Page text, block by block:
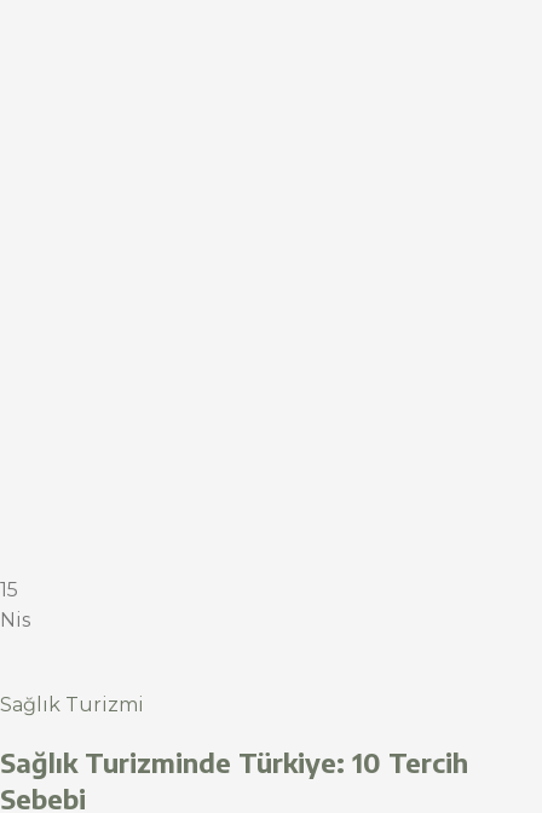
15
Nis
Sağlık Turizmi
Sağlık Turizminde Türkiye: 10 Tercih
Sebebi